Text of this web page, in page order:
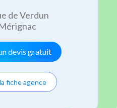
de Verdun
devis gratuit
fiche agence